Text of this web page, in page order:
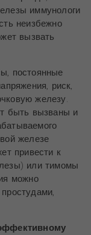
иммунологи
неизбежно
вызвать
постоянные
риск,
железу.
быть вызваны и
железе
привести к
или тимомы
можно